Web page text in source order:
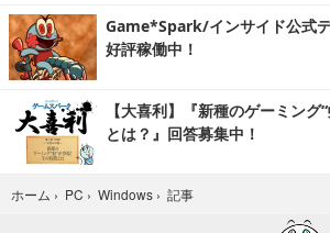
Game*Spark/インサイド公式
好評稼働中！
【大喜利】『新種のゲーミング
とは？』回答募集中！
ホーム › PC › Windows › 記事